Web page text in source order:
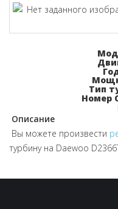
Тип
Номер
Описание
Вы можете произвести
турбину на Daewoo